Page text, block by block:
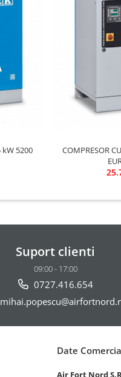
COMPRESOR CU SURUB
Suport clienti
09:00 - 17:00
0727.416.654
Date